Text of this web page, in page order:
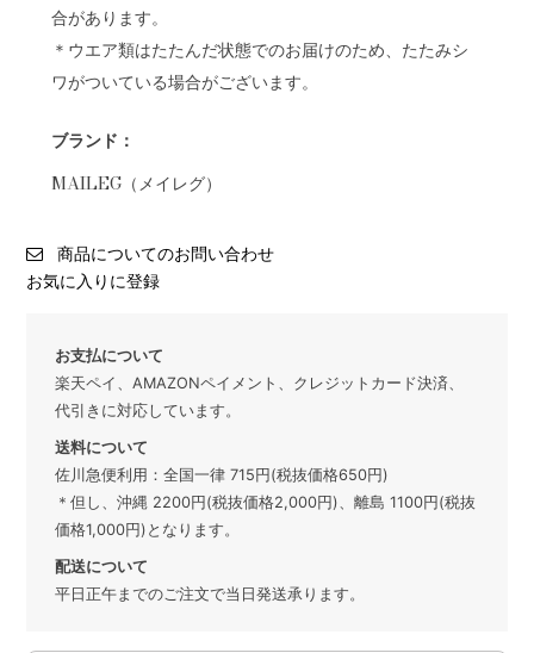
合があります。
＊ウエア類はたたんだ状態でのお届けのため、たたみシ
ワがついている場合がございます。
ブランド：
MAILEG（メイレグ）
商品についてのお問い合わせ
お気に入りに登録
お支払について
楽天ペイ、AMAZONペイメント、クレジットカード決済、
代引きに対応しています。
送料について
佐川急便利用：全国一律 715円(税抜価格650円)
＊但し、沖縄 2200円(税抜価格2,000円)、離島 1100円(税抜
価格1,000円)となります。
配送について
平日正午までのご注文で当日発送承ります。